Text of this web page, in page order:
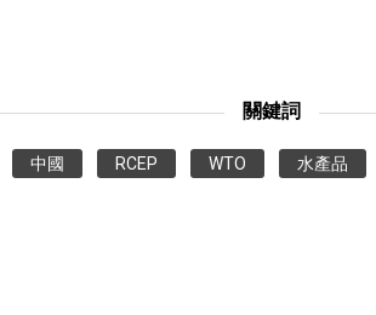
家庭
關鍵詞
中國 RCEP WTO 水產品